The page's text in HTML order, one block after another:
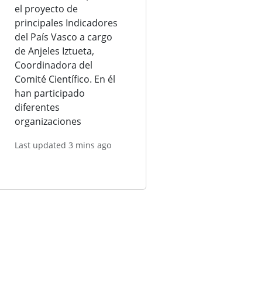
el proyecto de
principales Indicadores
del País Vasco a cargo
de Anjeles Iztueta,
Coordinadora del
Comité Científico. En él
han participado
diferentes
organizaciones
Last updated 3 mins ago